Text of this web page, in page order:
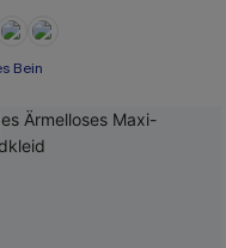
Bein